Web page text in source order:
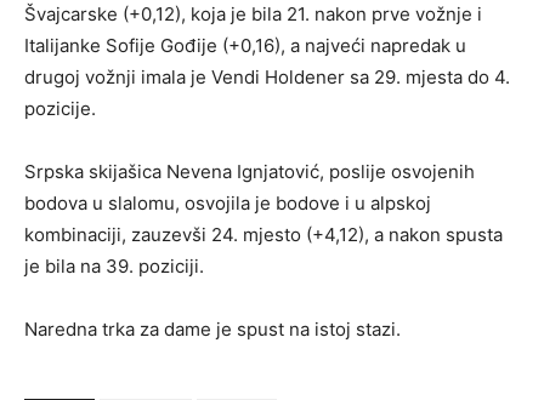
Švajcarske (+0,12), koja je bila 21. nakon prve vožnje i
Italijanke Sofije Gođije (+0,16), a najveći napredak u
drugoj vožnji imala je Vendi Holdener sa 29. mjesta do 4.
pozicije.
Srpska skijašica Nevena Ignjatović, poslije osvojenih
bodova u slalomu, osvojila je bodove i u alpskoj
kombinaciji, zauzevši 24. mjesto (+4,12), a nakon spusta
je bila na 39. poziciji.
Naredna trka za dame je spust na istoj stazi.